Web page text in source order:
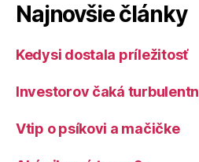
Najnovšie články
Kedysi dostala príležitosť
Investorov čaká
Vtip o psíkovi a mačičke